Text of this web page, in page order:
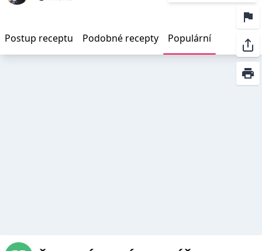
1 Star
2 Stars
3 Stars
4 5
Postup receptu Podobné recepty Populární